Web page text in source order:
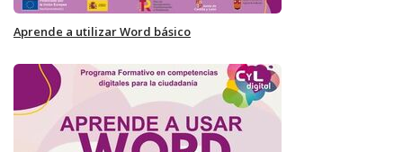
Aprende a utilizar Word básico